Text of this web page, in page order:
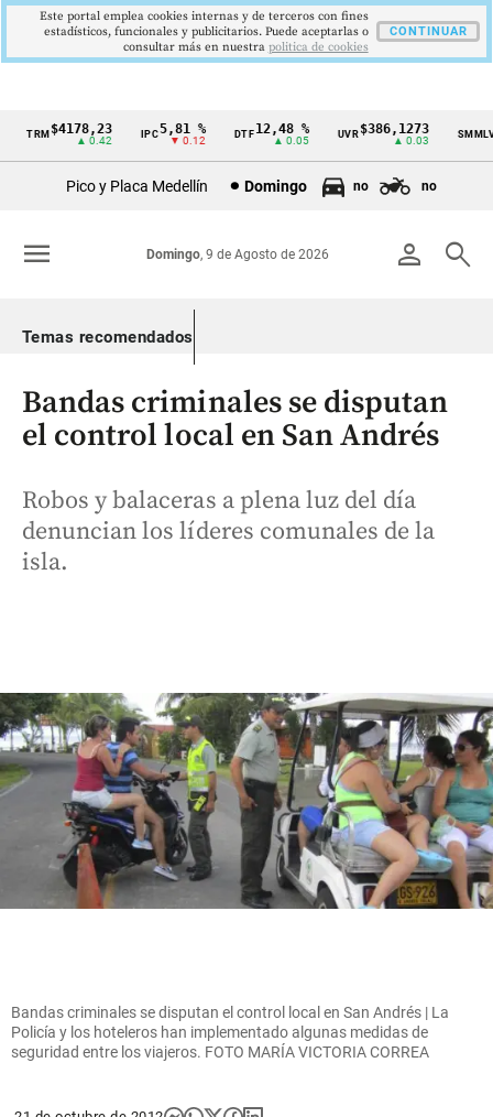
Cintillo
Colombia
TRM$4178,23
▲ 0.42
5,81 %
▼ 0.12
DTF12,48 %
▲ 0.05
UVR$386,1273
▲ 0.03
SMMLV
Pico y Placa Medellín Domingo no no
person search
Domingo, 9 de Agosto de 2026
menu
Temas recomendados
Bandas criminales se disputan
el control local en San Andrés
Robos y balaceras a plena luz del día
denuncian los líderes comunales de la
isla.
Bandas criminales se disputan el control local en San Andrés | La
Policía y los hoteleros han implementado algunas medidas de
seguridad entre los viajeros. FOTO MARÍA VICTORIA CORREA
Este portal emplea cookies internas y de terceros con fines
estadísticos, funcionales y publicitarios. Puede aceptarlas o
consultar más en nuestra politica de cookies
CONTINUAR